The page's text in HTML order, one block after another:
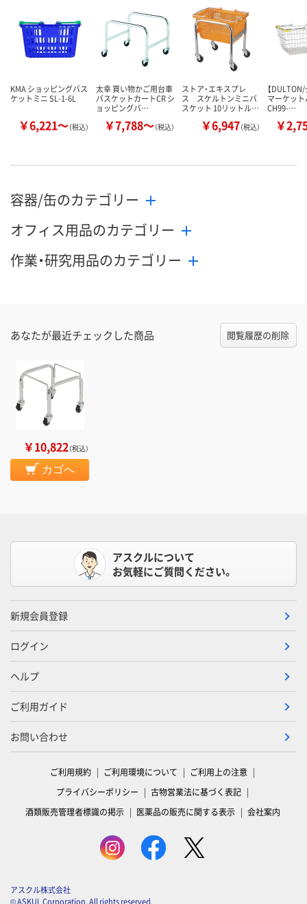
カゴへ カゴへ
KMA ショッピングバス
ケットミニ SL-1-6L
￥6,221～（税込）
太幸 買い物かご用台車
バスケットカートCR シ
ョッピングバ…
￥7,788～（税込）
ストア・エキスプレ
ス スケルトンミニバ
スケット 10リットル…
￥6,947（税込）
【
マーケッ
CH99-…
￥
容器/缶のカテゴリー
オフィス用品のカテゴリー
作業・研究用品のカテゴリー
あなたが最近チェックした商品 閲覧履歴の削除
￥10,822（税込）
カゴへ
アスクルについて
お気軽にご質問ください。
新規会員登録
ログイン
ヘルプ
ご利用ガイド
お問い合わせ
ご利用規約 ご利用環境について
ご利用上の注意
プライバシーポリシー
古物営業法に基づく表記
酒類販売管理者標識の掲示
医薬品の販売に関する表示 会社案内
アスクル株式会社
© ASKUL Corporation. All rights reserved.